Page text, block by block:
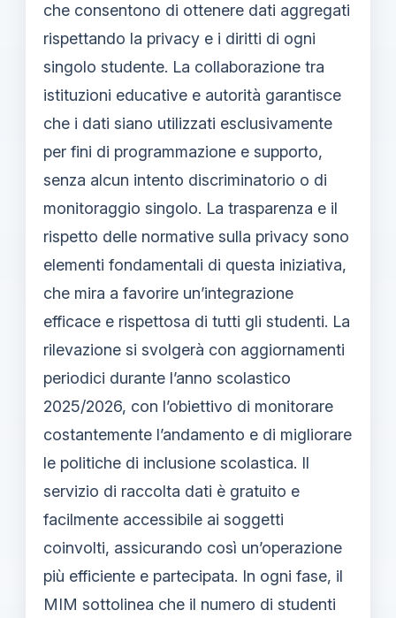
che consentono di ottenere dati aggregati
rispettando la privacy e i diritti di ogni
singolo studente. La collaborazione tra
istituzioni educative e autorità garantisce
che i dati siano utilizzati esclusivamente
per fini di programmazione e supporto,
senza alcun intento discriminatorio o di
monitoraggio singolo. La trasparenza e il
rispetto delle normative sulla privacy sono
elementi fondamentali di questa iniziativa,
che mira a favorire un’integrazione
efficace e rispettosa di tutti gli studenti. La
rilevazione si svolgerà con aggiornamenti
periodici durante l’anno scolastico
2025/2026, con l’obiettivo di monitorare
costantemente l’andamento e di migliorare
le politiche di inclusione scolastica. Il
servizio di raccolta dati è gratuito e
facilmente accessibile ai soggetti
coinvolti, assicurando così un’operazione
più efficiente e partecipata. In ogni fase, il
MIM sottolinea che il numero di studenti